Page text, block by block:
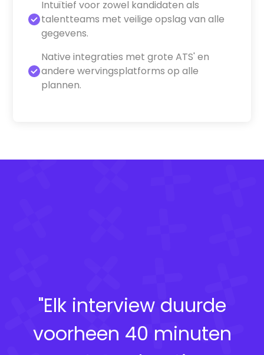
Intuïtief voor zowel kandidaten als
talentteams met veilige opslag van alle
gegevens.
Native integraties met grote ATS' en
andere wervingsplatforms op alle
plannen.
"Elk interview duurde
voorheen 40 minuten